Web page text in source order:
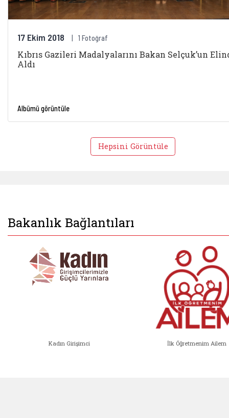
17 Ekim 2018 1 Fotoğraf
Kıbrıs Gazileri Madalyalarını Bakan Selçuk’un
Aldı
Albümü görüntüle
Hepsini Görüntüle
Bakanlık Bağlantıları
Kadın Girişimci İlk Öğretmenim Ailem